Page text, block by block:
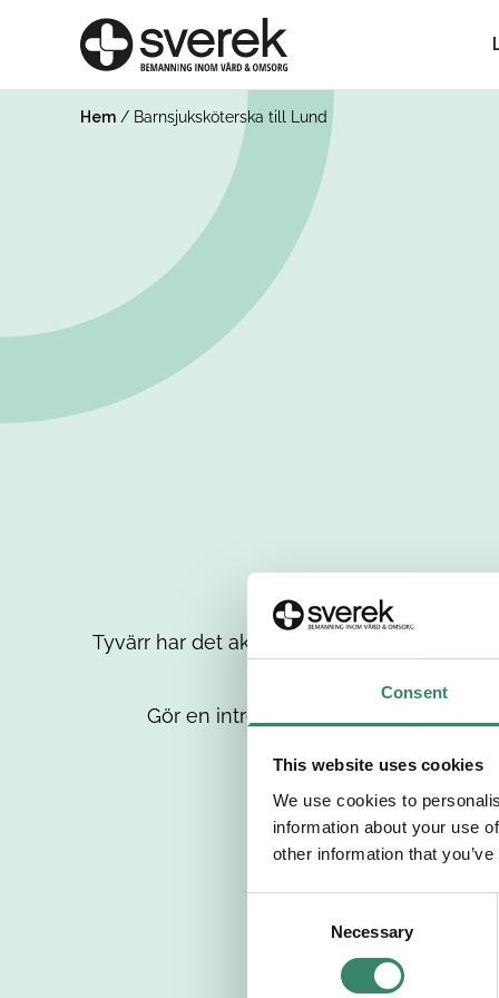
Consent
This website uses cookies
We use cookies to
information about your use
other information that
Necessary
Hem / Barnsjuksköterska till Lund
Tyvärr har det aktuella jobbet tagits bort
Gör en intresseanmälan så